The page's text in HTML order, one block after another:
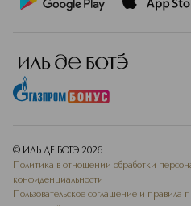
© ИЛЬ ДЕ БОТЭ 2026
Политика в отношении обработки
конфиденциальности
Пользовательское соглашение и